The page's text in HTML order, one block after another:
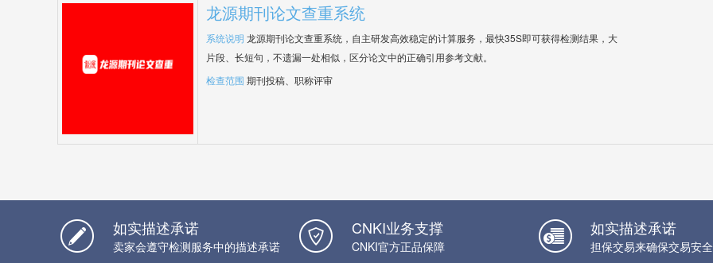
龙源期刊论文查重系统
系统说明 龙源期刊论文查重系统，自主研发高效稳定的计算服务，最快35S即可获得检测结果，大
片段、长短句，不遗漏一处相似，区分论文中的正确引用参考文献。
检查范围 期刊投稿、职称评审
如实描述承诺
卖家会遵守检测服务中的描述承诺
CNKI业务支撑
CNKI官方正品保障
如实描述承诺
担保交易来确保交易安全